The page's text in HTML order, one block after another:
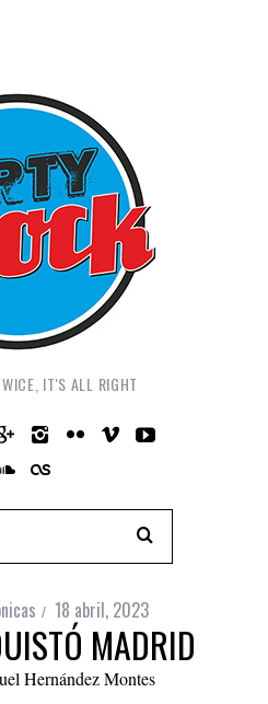
IT'S ALL RIGHT
18 abril, 2023
MADRID
Hernández Montes